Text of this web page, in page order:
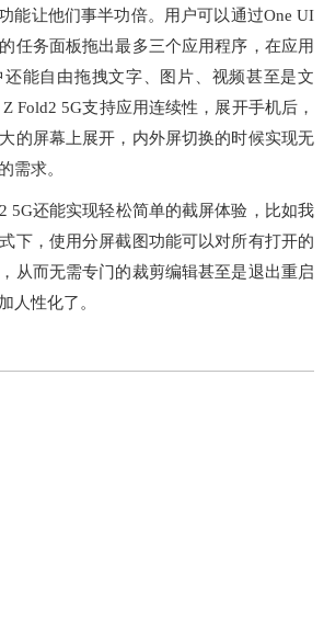
能让他们事半功倍。用户可以通过One UI
任务面板拖出最多三个应用程序，在应用
能自由拖拽文字、图片、视频甚至是文
Fold2 5G支持应用连续性，展开手机后，
的屏幕上展开，内外屏切换的时候实现无
需求。
5G还能实现轻松简单的截屏体验，比如我
下，使用分屏截图功能可以对所有打开的
从而无需专门的裁剪编辑甚至是退出重启
人性化了。